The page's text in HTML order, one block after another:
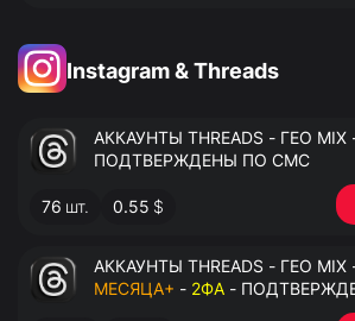
Instagram & Threads
АККАУНТЫ THREADS - ГЕО MIX
ПОДТВЕРЖДЕНЫ ПО СМС
76 шт. 0.55 $
АККАУНТЫ THREADS - ГЕО MIX
МЕСЯЦА+ - 2ФА -